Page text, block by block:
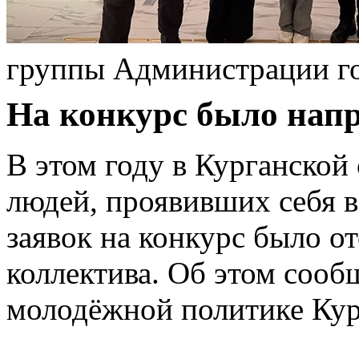
группы Администрации
На конкурс было
В этом году в
людей, проявивших себя
заявок на конкурс было
коллектива. Об этом
молодёжной политике